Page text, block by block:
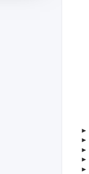
►
►
►
►
►